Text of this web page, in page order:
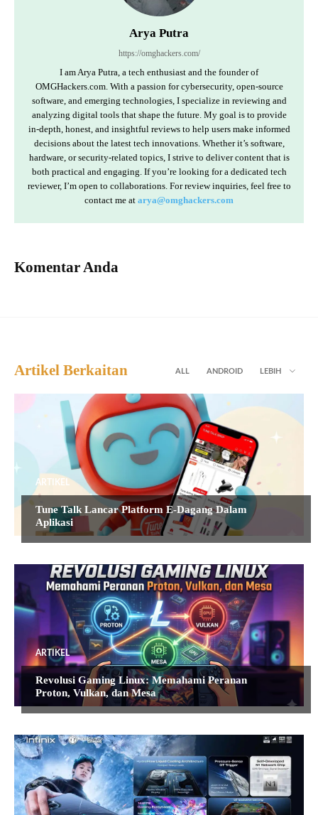
Arya Putra
https://omghackers.com/
I am Arya Putra, a tech enthusiast and the founder of
OMGHackers.com. With a passion for cybersecurity, open-source
software, and emerging technologies, I specialize in reviewing and
analyzing digital tools that shape the future. My goal is to provide
in-depth, honest, and insightful reviews to help users make informed
decisions about the latest tech innovations. Whether it’s software,
hardware, or security-related topics, I strive to deliver content that is
both practical and engaging. If you’re looking for a dedicated tech
reviewer, I’m open to collaborations. For review inquiries, feel free to
contact me at arya@omghackers.com
Komentar Anda
Artikel Berkaitan ALL ANDROID LEBIH
ARTIKEL
Tune Talk Lancar Platform E-Dagang Dalam
Aplikasi
ARTIKEL
Revolusi Gaming Linux: Memahami Peranan
Proton, Vulkan, dan Mesa